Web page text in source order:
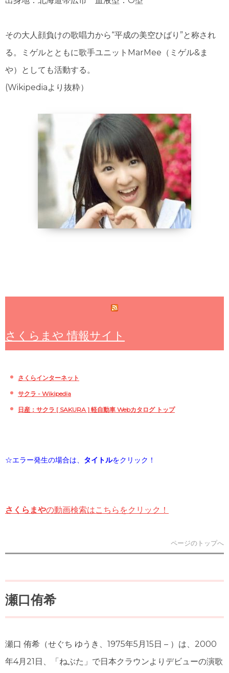
その大人顔負けの歌唱力から“平成の美空ひばり”と称され
る。ミゲルとともに歌手ユニット MarMee（ミゲル&ま
や）
としても活動する。
(Wikipediaより抜粋）
さくらまや 情報サイト
さくらインターネット
サクラ - Wikipedia
日産：サクラ [ SAKURA ] 軽自動車 Webカタログ トップ
☆エラー発生の場合は、 タイトルをクリック！
さくらまやの動画検索はこちらをクリック！
ページのトップへ
瀬口侑希
瀬口 侑希 （せぐち ゆうき、1975年5月15日 – ）は、2000
年4月21日、「ねぶた」で日本クラウンよりデビューの演歌